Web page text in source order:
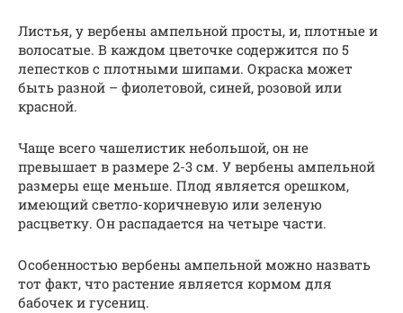
Листья, у вербены ампельной просты, и, плотные и
волосатые. В каждом цветочке содержится по 5
лепестков с плотными шипами. Окраска может
быть разной – фиолетовой, синей, розовой или
красной.
Чаще всего чашелистик небольшой, он не
превышает в размере 2-3 см. У вербены ампельной
размеры еще меньше. Плод является орешком,
имеющий светло-коричневую или зеленую
расцветку. Он распадается на четыре части.
Особенностью вербены ампельной можно назвать
тот факт, что растение является кормом для
бабочек и гусениц.